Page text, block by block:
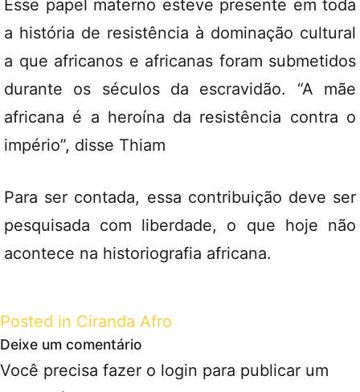
Esse papel materno esteve presente em toda
a história de resistência à dominação cultural
a que africanos e africanas foram submetidos
durante os séculos da escravidão. “A mãe
africana é a heroína da resistência contra o
império”, disse Thiam
Para ser contada, essa contribuição deve ser
pesquisada com liberdade, o que hoje não
acontece na historiografia africana.
Posted in Ciranda Afro
Deixe um comentário
Você precisa fazer o login para publicar um